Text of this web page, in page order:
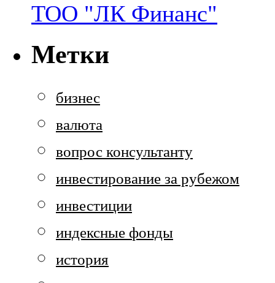
ТОО "ЛК Финанс"
Метки
бизнес
валюта
вопрос консультанту
инвестирование за рубежом
инвестиции
индексные фонды
история